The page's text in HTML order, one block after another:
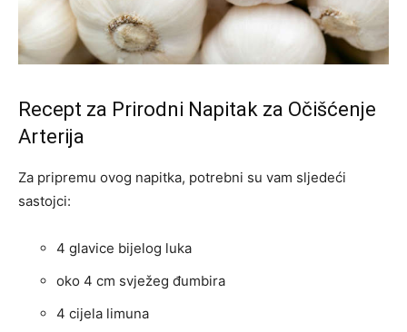
Recept za Prirodni Napitak za Očišćenje
Arterija
Za pripremu ovog napitka, potrebni su vam sljedeći
sastojci:
4 glavice bijelog luka
oko 4 cm svježeg đumbira
4 cijela limuna